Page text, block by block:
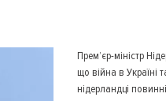
Прем’єр-міністр
що війна в Україні
нідерландці